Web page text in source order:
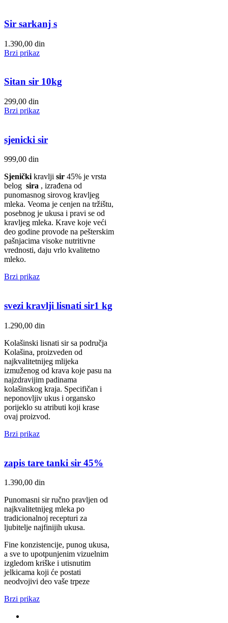
Sir sarkanj s
1.390,00 din
Brzi prikaz
Sitan sir 10kg
299,00 din
Brzi prikaz
sjenicki sir
999,00 din
Sjeničkikravlji sir 45% je vrsta
belog sira , izrađena od
punomasnog sirovog kravljeg
mleka. Veoma je cenjen na tržištu,
posebnog je ukusa i pravi se od
kravljeg mleka. Krave koje veći
deo godine provode na pešterskim
pašnjacima visoke nutritivne
vrednosti, daju vrlo kvalitetno
mleko.
Brzi prikaz
svezi kravlji lisnati sir1 kg
1.290,00 din
Kolašinski lisnati sir sa područja
Kolašina, proizveden od
najkvalitetnijeg mlijeka
izmuženog od krava koje pasu na
najzdravijim padinama
kolašinskog kraja. Specifičan i
neponovljiv ukus i organsko
porijeklo su atributi koji krase
ovaj proizvod.
Brzi prikaz
zapis tare tanki sir 45%
1.390,00 din
Punomasni sir ručno pravljen od
najkvalitetnijeg mleka po
tradicionalnoj recepturi za
ljubitelje najfinijih ukusa.
Fine konzistencije, punog ukusa,
a sve to upotpunjenim vizuelnim
izgledom kriške i utisnutim
jelkicama koji će postati
neodvojivi deo vaše trpeze
Brzi prikaz